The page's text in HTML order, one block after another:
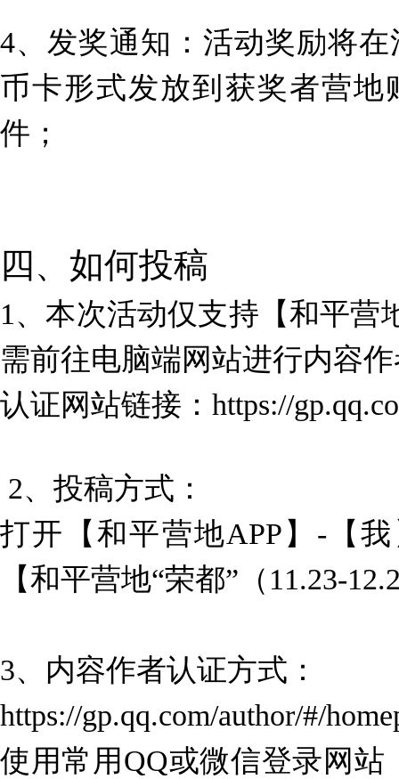
4、发奖通知：活动奖励将
币卡形式发放到获奖者营地
件；
四、如何投稿
1、本次活动仅支持【和平营
需前往电脑端网站进行内容
认证网站链接： https://
2、投稿方式：
打开【和平营地APP】-【
【和平营地“荣都”（11.23-
3、内容作者认证方式：
https://gp.qq.com/author/#/
使用常用QQ或微信登录网